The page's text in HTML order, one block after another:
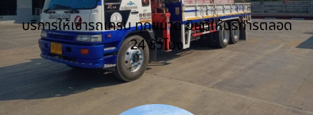
บริการให้เช่ารถเครน ทุกขนาด ยินดีให้บริการตลอด
24 ชั่วโมง